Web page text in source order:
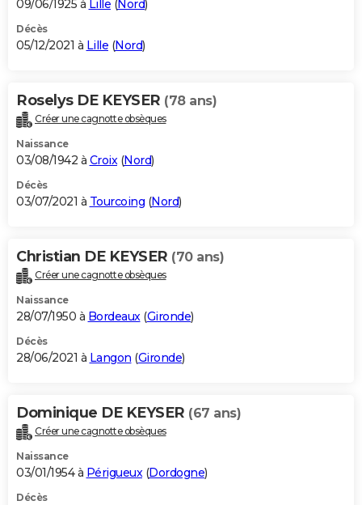
09/06/1925 à Lille (Nord)
Décès
05/12/2021 à Lille (Nord)
Roselys DE KEYSER (78 ans)
Créer une cagnotte obsèques
Naissance
03/08/1942 à Croix(Nord)
Décès
03/07/2021 à Tourcoing (Nord)
Christian DE KEYSER (70 ans)
Créer une cagnotte obsèques
Naissance
28/07/1950 à Bordeaux(Gironde)
Décès
28/06/2021 à Langon (Gironde)
Dominique DE KEYSER (67 ans)
Créer une cagnotte obsèques
Naissance
03/01/1954 à Périgueux(Dordogne)
Décès